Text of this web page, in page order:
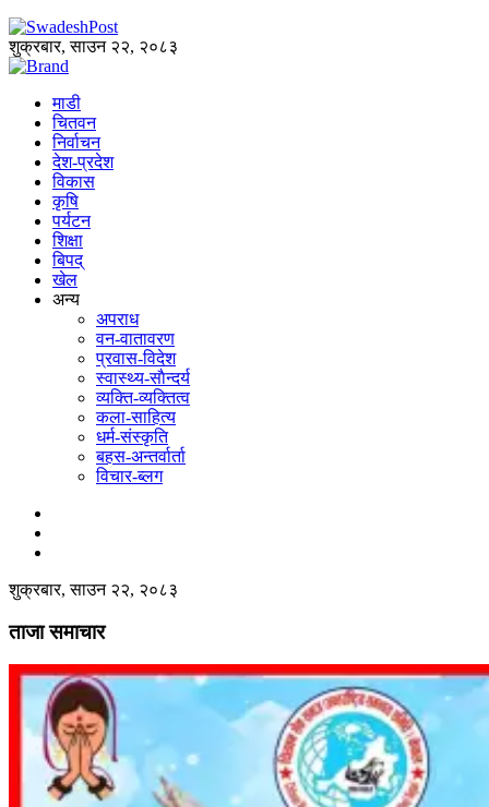
शुक्रबार, साउन २२, २०८३
माडी
चितवन
निर्वाचन
देश-प्रदेश
विकास
कृषि
पर्यटन
शिक्षा
बिपद्
खेल
अन्य
अपराध
वन-वातावरण
प्रवास-विदेश
स्वास्थ्य-साैन्दर्य
व्यक्ति-व्यक्तित्व
कला-साहित्य
धर्म-संस्कृति
बहस-अन्तर्वार्ता
विचार-ब्लग
शुक्रबार, साउन २२, २०८३
ताजा समाचार